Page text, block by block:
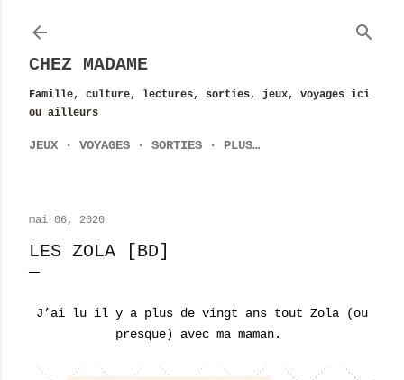
CHEZ MADAME
Famille, culture, lectures, sorties, jeux, voyages ici
ou ailleurs
JEUX VOYAGES SORTIES PLUS…
mai 06, 2020
LES ZOLA [BD]
J’ai lu il y a plus de vingt ans tout Zola (ou
presque) avec ma maman.